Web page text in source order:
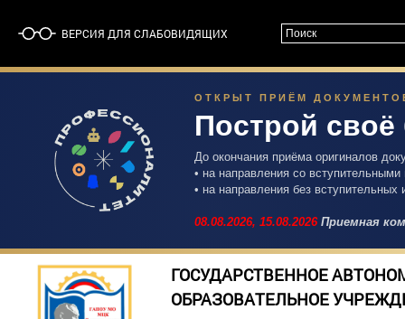
ВЕРСИЯ ДЛЯ СЛАБОВИДЯЩИХ
ОТКРЫТ ПРИЁМ
Построй
До окончания приёма оригиналов
• на направления со
• на направления без
08.08.2026, 15.08.2026Приемная
ГОСУДАРСТВЕННОЕ
ОБРАЗОВАТЕЛЬНОЕ